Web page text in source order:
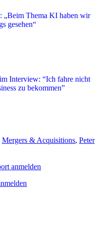
Mergers & Acquisitions, Peter